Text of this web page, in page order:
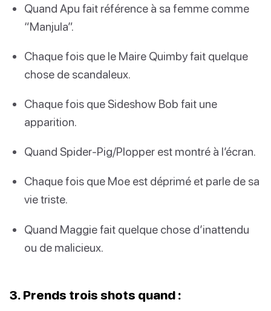
Quand Apu fait référence à sa femme comme
“Manjula”.
Chaque fois que le Maire Quimby fait quelque
chose de scandaleux.
Chaque fois que Sideshow Bob fait une
apparition.
Quand Spider-Pig/Plopper est montré à l’écran.
Chaque fois que Moe est déprimé et parle de sa
vie triste.
Quand Maggie fait quelque chose d’inattendu
ou de malicieux.
3. Prends trois shots quand :